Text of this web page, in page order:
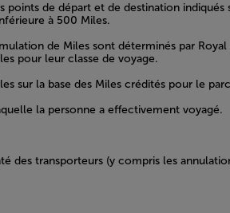
points de départ et de destination
à 500 Miles.
de Miles sont déterminés par
pour leur classe de voyage.
sur la base des Miles crédités pour le
la personne a effectivement voyagé.
des transporteurs (y compris les